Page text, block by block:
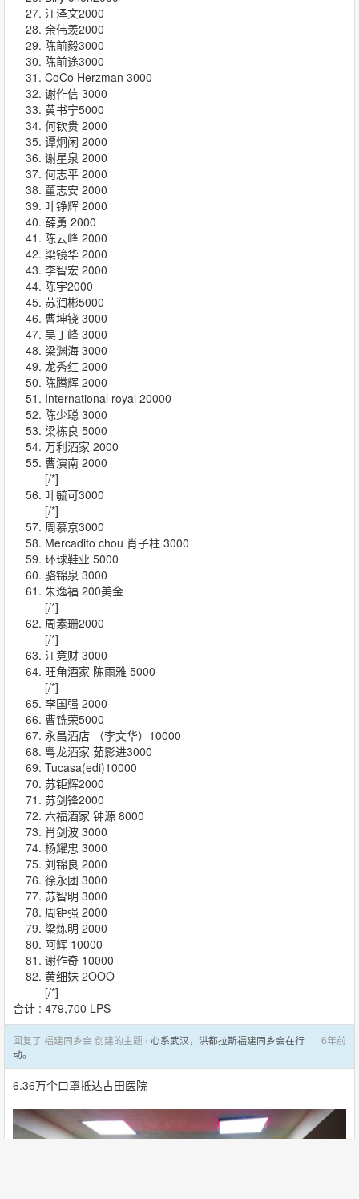
江泽文2000
余伟羡2000
陈前毅3000
陈前途3000
CoCo Herzman 3000
谢作信 3000
黄书宁5000
何钦贵 2000
谭炯闲 2000
谢星泉 2000
何志平 2000
董志安 2000
叶铮辉 2000
薛勇 2000
陈云峰 2000
梁镜华 2000
李智宏 2000
陈宇2000
苏润彬5000
曹坤铙 3000
吴丁峰 3000
梁渊海 3000
龙秀红 2000
陈腾辉 2000
International royal 20000
陈少聪 3000
梁栋良 5000
万利酒家 2000
曹演南 2000
[/*]
叶毓可3000
[/*]
周慕京3000
Mercadito chou 肖子柱 3000
环球鞋业 5000
骆锦泉 3000
朱逸福 200美金
[/*]
周素珊2000
[/*]
江竞财 3000
旺角酒家 陈雨雅 5000
[/*]
李国强 2000
曹铣荣5000
永昌酒店 （李文华）10000
粤龙酒家 茹影进3000
Tucasa(edi)10000
苏钜辉2000
苏剑锋2000
六福酒家 钟源 8000
肖剑波 3000
杨耀忠 3000
刘锦良 2000
徐永团 3000
苏智明 3000
周钜强 2000
梁炼明 2000
阿辉 10000
谢作奇 10000
黄细妹 2OOO
[/*]
合计 : 479,700 LPS
6年前
回复了 福建同乡会 创建的主题 › 心系武汉，洪都拉斯福建同乡会在行
动。
6.36万个口罩抵达古田医院